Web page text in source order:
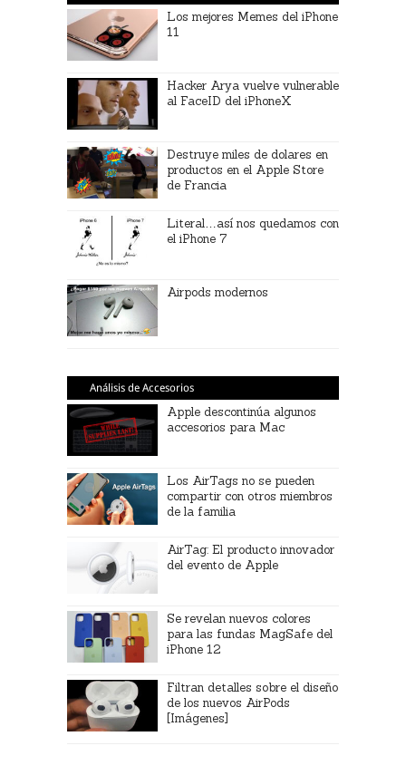
Los mejores Memes del iPhone
11
Hacker Arya vuelve vulnerable
al FaceID del iPhoneX
Destruye miles de dolares en
productos en el Apple Store
de Francia
Literal…así nos quedamos con
el iPhone 7
Airpods modernos
Análisis de Accesorios
Apple descontinúa algunos
accesorios para Mac
Los AirTags no se pueden
compartir con otros miembros
de la familia
AirTag: El producto innovador
del evento de Apple
Se revelan nuevos colores
para las fundas MagSafe del
iPhone 12
Filtran detalles sobre el diseño
de los nuevos AirPods
[Imágenes]